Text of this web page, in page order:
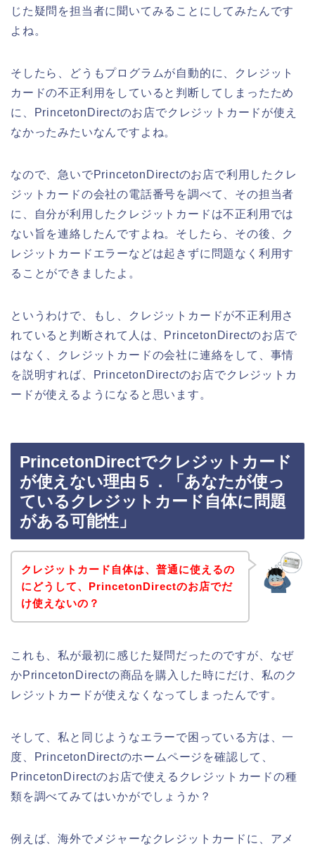
じた疑問を担当者に聞いてみることにしてみたんです
よね。
そしたら、どうもプログラムが自動的に、クレジット
カードの不正利用をしていると判断してしまったため
に、PrincetonDirectのお店でクレジットカードが使え
なかったみたいなんですよね。
なので、急いでPrincetonDirectのお店で利用したクレ
ジットカードの会社の電話番号を調べて、その担当者
に、自分が利用したクレジットカードは不正利用では
ない旨を連絡したんですよね。そしたら、その後、ク
レジットカードエラーなどは起きずに問題なく利用す
ることができましたよ。
というわけで、もし、クレジットカードが不正利用さ
れていると判断されて人は、PrincetonDirectのお店で
はなく、クレジットカードの会社に連絡をして、事情
を説明すれば、PrincetonDirectのお店でクレジットカ
ードが使えるようになると思います。
PrincetonDirectでクレジットカード
が使えない理由５．「あなたが使っ
ているクレジットカード自体に問題
がある可能性」
クレジットカード自体は、普通に使えるの
にどうして、PrincetonDirectのお店でだ
け使えないの？
これも、私が最初に感じた疑問だったのですが、なぜ
かPrincetonDirectの商品を購入した時にだけ、私のク
レジットカードが使えなくなってしまったんです。
そして、私と同じようなエラーで困っている方は、一
度、PrincetonDirectのホームページを確認して、
PrincetonDirectのお店で使えるクレジットカードの種
類を調べてみてはいかがでしょうか？
例えば、海外でメジャーなクレジットカードに、アメ